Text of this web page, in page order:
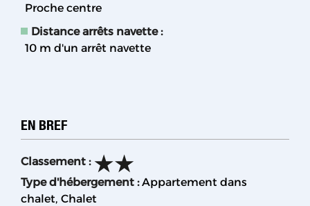
Proche centre
Distance arrêts navette :
10 m d'un arrêt navette
EN BREF
Classement :
Type d'hébergement : Appartement dans
chalet Chalet